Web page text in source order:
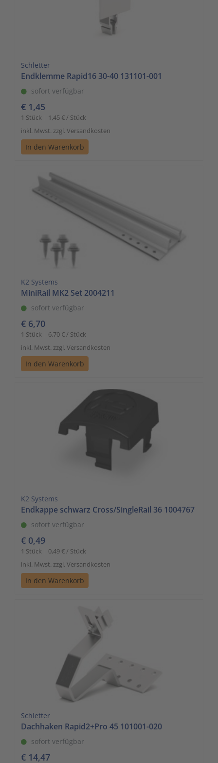
Schletter
Endklemme Rapid16 30-40 131101-001
sofort verfügbar
€ 1,45
1 Stück | 1,45 € / Stück
inkl. Mwst. zzgl. Versandkosten
In den Warenkorb
K2 Systems
MiniRail MK2 Set 2004211
sofort verfügbar
€ 6,70
1 Stück | 6,70 € / Stück
inkl. Mwst. zzgl. Versandkosten
In den Warenkorb
K2 Systems
Endkappe schwarz Cross/SingleRail 36 1004767
sofort verfügbar
€ 0,49
1 Stück | 0,49 € / Stück
inkl. Mwst. zzgl. Versandkosten
In den Warenkorb
Schletter
Dachhaken Rapid2+Pro 45 101001-020
sofort verfügbar
€ 14,47